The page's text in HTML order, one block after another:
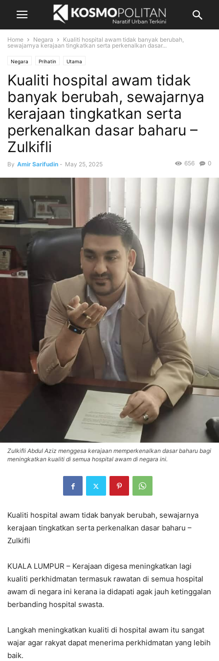
Home Negara
Kualiti hospital awam tidak banyak berubah,
sewajarnya kerajaan tingkatkan serta perkenalkan dasar...
Negara Prihatin Utama
Kualiti hospital awam tidak
banyak berubah, sewajarnya
kerajaan tingkatkan serta
perkenalkan dasar baharu –
Zulkifli
By Amir Sarifudin - May 25, 2025 0
656
Zulkifli Abdul Aziz menggesa kerajaan memperkenalkan dasar baharu bagi
meningkatkan kualiti di semua hospital awam di negara ini.
Kualiti hospital awam tidak banyak berubah, sewajarnya
kerajaan tingkatkan serta perkenalkan dasar baharu –
Zulkifli
KUALA LUMPUR – Kerajaan digesa meningkatkan lagi
kualiti perkhidmatan termasuk rawatan di semua hospital
awam di negara ini kerana ia didapati agak jauh ketinggalan
berbanding hospital swasta.
Langkah meningkatkan kualiti di hospital awam itu sangat
wajar agar rakyat dapat menerima perkhidmatan yang lebih
baik.